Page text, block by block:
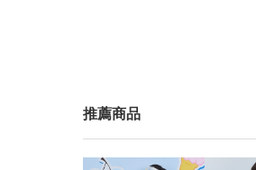
推薦商品